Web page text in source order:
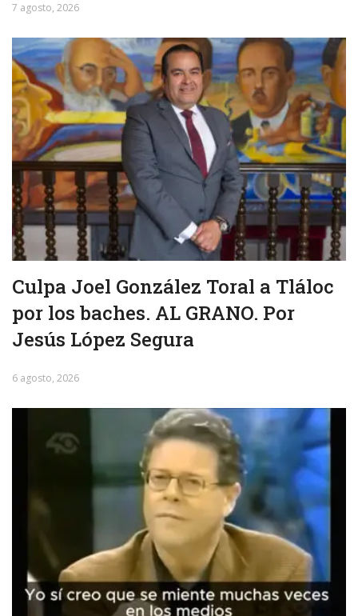
7 agosto, 2026
Culpa Joel González Toral a Tláloc
por los baches. AL GRANO. Por
Jesús López Segura
6 agosto, 2026